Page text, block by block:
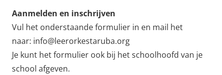
Aanmelden en inschrijven
Vul het onderstaande formulier in en mail het
naar: info@leerorkestaruba.org
Je kunt het formulier ook bij het schoolhoofd van je
school afgeven.